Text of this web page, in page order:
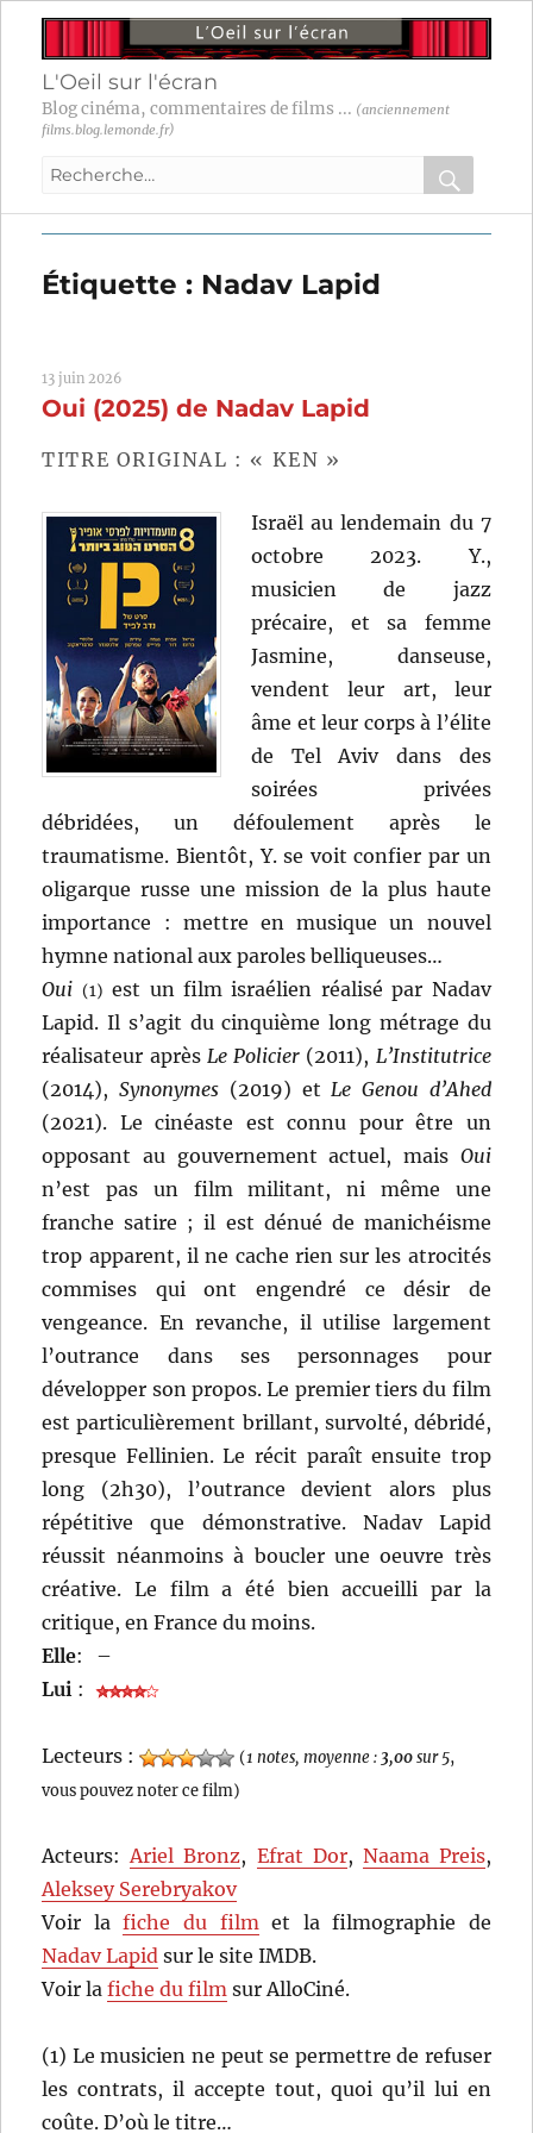
L'Oeil sur l'écran
Blog cinéma, commentaires de films ... (anciennement
films.blog.lemonde.fr)
Recherche
:
OK
Étiquette : Nadav Lapid
13 juin 2026
Oui (2025) de Nadav Lapid
TITRE ORIGINAL : « KEN »
Israël au lendemain du 7
octobre 2023. Y.,
musicien de jazz
précaire, et sa femme
Jasmine, danseuse,
vendent leur art, leur
âme et leur corps à l’élite
de Tel Aviv dans des
soirées privées
débridées, un défoulement après le
traumatisme. Bientôt, Y. se voit confier par un
oligarque russe une mission de la plus haute
importance : mettre en musique un nouvel
hymne national aux paroles belliqueuses…
Oui (1) est un film israélien réalisé par Nadav
Lapid. Il s’agit du cinquième long métrage du
réalisateur après Le Policier (2011), L’Institutrice
(2014),Synonymes (2019) etLe Genou d’Ahed
(2021). Le cinéaste est connu pour être un
opposant au gouvernement actuel, mais Oui
n’est pas un film militant, ni même une
franche satire ; il est dénué de manichéisme
trop apparent, il ne cache rien sur les atrocités
commises qui ont engendré ce désir de
vengeance. En revanche, il utilise largement
l’outrance dans ses personnages pour
développer son propos. Le premier tiers du film
est particulièrement brillant, survolté, débridé,
presque Fellinien. Le récit paraît ensuite trop
long (2h30), l’outrance devient alors plus
répétitive que démonstrative. Nadav Lapid
réussit néanmoins à boucler une oeuvre très
créative. Le film a été bien accueilli par la
critique, en France du moins.
Elle:
–
Lui :
Lecteurs : (1 notes, moyenne : 3,00sur 5,
vous pouvez noter ce film)
Acteurs:Ariel Bronz, Efrat Dor, Naama Preis,
Aleksey Serebryakov
Voir lafiche du filmet la filmographie de
Nadav Lapid sur le site IMDB.
Voir lafiche du film sur AlloCiné.
(1) Le musicien ne peut se permettre de refuser
les contrats, il accepte tout, quoi qu’il lui en
coûte. D’où le titre…